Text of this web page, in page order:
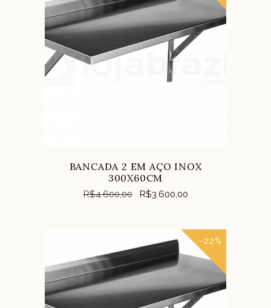
COMPRAR
BANCADA 2 EM AÇO INOX
300X60CM
R$4.600,00 R$3.600,00
-22%